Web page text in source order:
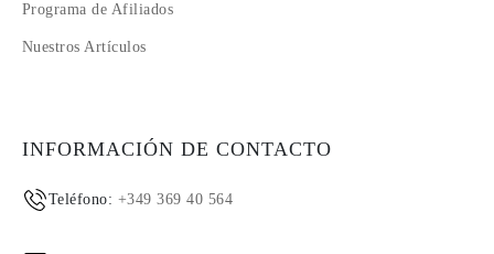
Programa de Afiliados
Nuestros Artículos
INFORMACIÓN DE CONTACTO
Teléfono: +349 369 40 564